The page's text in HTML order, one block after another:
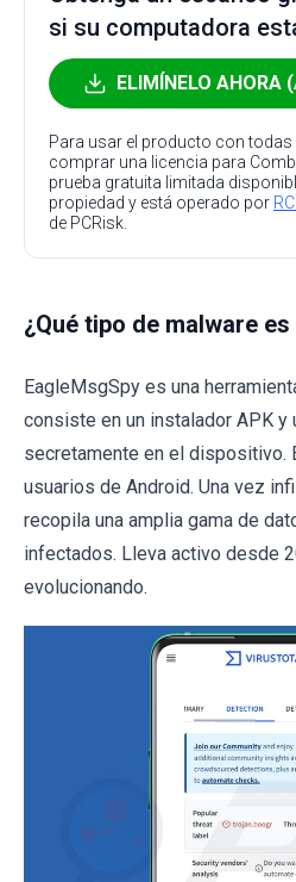
si su computadora
ELIMÍNELO AHORA
Para usar el producto con
comprar una licencia para
prueba gratuita limitada
propiedad y está operado por
de PCRisk.
¿Qué tipo de malware
EagleMsgSpy es una
consiste en un instalador APK y
secretamente en el dispositivo.
usuarios de Android. Una vez
recopila una amplia gama de
infectados. Lleva activo desde
evolucionando.